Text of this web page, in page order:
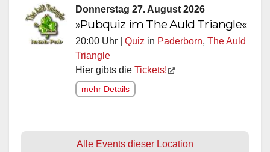
Donnerstag 27. August 2026
»Pubquiz im The Auld Triangle«
20:00 Uhr | Quiz in Paderborn, The Auld
Triangle
Hier gibts die Tickets!
mehr Details
Alle Events dieser Location